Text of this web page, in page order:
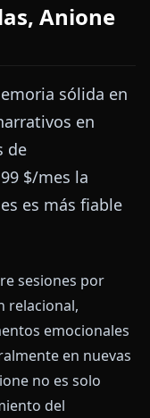
Anione
sólida en
en
de
$/mes la
es más fiable
sesiones por
relacional,
emocionales
en nuevas
no es solo
del